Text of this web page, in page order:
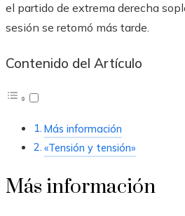
el partido de extrema derecha
sesión se retomó más tarde.
Contenido del Artículo
Más información
«Tensión y tensión»
Más información